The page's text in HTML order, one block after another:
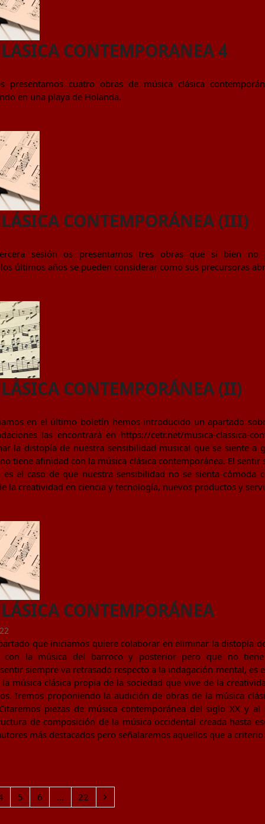
CONTEMPORANEA 4
presentamos cuatro obras de música clásica
en una playa de Holanda.
CONTEMPORÁNEA (III)
sesión os presentamos tres obras que si bien no
últimos años se pueden considerar como sus precursoras
CONTEMPORÁNEA (II)
en el último boletín hemos introducido un apartado
las encontrará en https://cetr.net/musica-classica-
la distopía de nuestra sensibilidad musical que se siente a
tiene afinidad con la música clásica contemporánea. El sentir
es el caso de que nuestra sensibilidad no se sienta cómoda
la creatividad en ciencia y tecnología, nuevos productos y
CONTEMPORÁNEA
que iniciamos quiere colaborar en eliminar la distopía
con la música del barroco y posterior pero que no
siempre va retrasado respecto a la indagación mental, es
música clásica propia de la sociedad que vive de la
Iremos proponiendo la audición de obras de la música
piezas de música contemporánea del siglo XX y
de composición de la música occidental creada hasta
más destacados pero señalaremos aquellos que a
Page
5 Page
6 … Page
22 Siguiente